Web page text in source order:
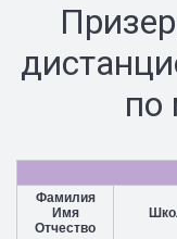
по
Фамилия
Имя
Отчество